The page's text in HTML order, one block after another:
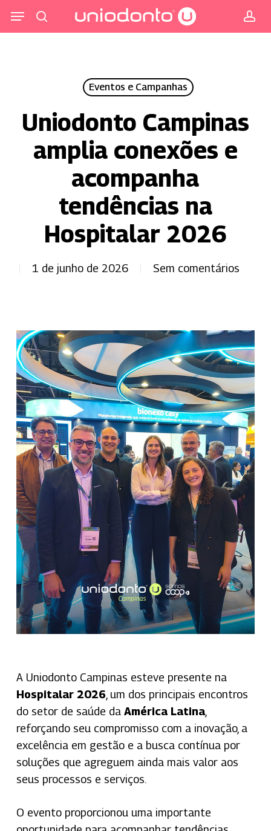
para
Menu
Eventos e Campanhas
Uniodonto Campinas
amplia conexões e
acompanha
tendências na
Hospitalar 2026
1 de junho de 2026 Sem comentários
A Uniodonto Campinas esteve presente na
Hospitalar 2026 , um dos principais encontros
do setor de saúde da América Latina,
reforçando seu compromisso com a inovação, a
excelência em gestão e a busca contínua por
soluções que agreguem ainda mais valor aos
seus processos e serviços.
O evento proporcionou uma importante